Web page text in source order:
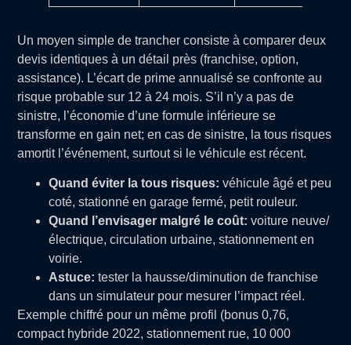
Un moyen simple de trancher consiste à comparer deux
devis identiques à un détail près (franchise, option,
assistance). L’écart de prime annualisé se confronte au
risque probable sur 12 à 24 mois. S’il n’y a pas de
sinistre, l’économie d’une formule inférieure se
transforme en gain net; en cas de sinistre, la tous risques
amortit l’événement, surtout si le véhicule est récent.
Quand éviter la tous risques: véhicule âgé et peu
coté, stationné en garage fermé, petit rouleur.
Quand l’envisager malgré le coût: voiture neuve/
électrique, circulation urbaine, stationnement en
voirie.
Astuce: tester la hausse/diminution de franchise
dans un simulateur pour mesurer l’impact réel.
Exemple chiffré pour un même profil (bonus 0,76,
compact hybride 2022, stationnement rue, 10 000